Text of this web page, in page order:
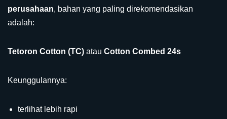
perusahaan, bahan yang paling direkomendasikan
adalah:
Tetoron Cotton (TC) atau Cotton Combed 24s
Keunggulannya:
terlihat lebih rapi